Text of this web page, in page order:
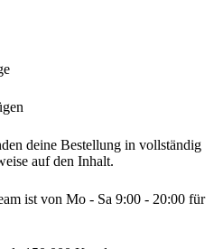
deine Bestellung in vollständig
auf den Inhalt.
ist von Mo - Sa 9:00 - 20:00 für